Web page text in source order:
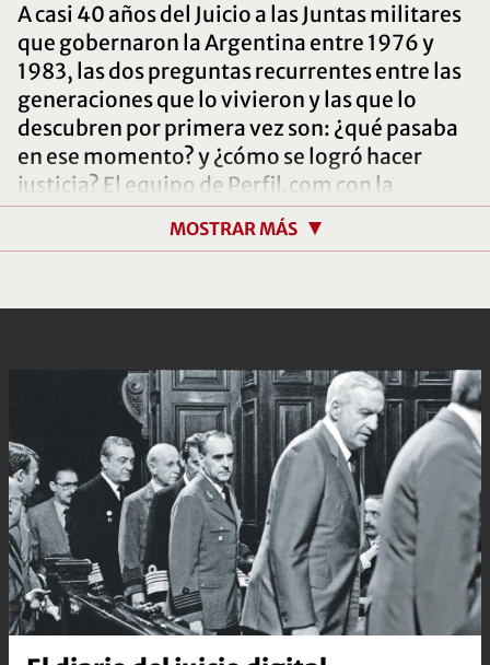
A casi 40 años del Juicio a las Juntas militares
que gobernaron la Argentina entre 1976 y
1983, las dos preguntas recurrentes entre las
generaciones que lo vivieron y las que lo
descubren por primera vez son: ¿qué pasaba
en ese momento? y ¿cómo se logró hacer
justicia? El equipo de Perfil.com con la
colaboración del fiscal adjunto del juicio, Luis
Moreno Ocampo, trabajaron en este mini
Durante semanas, Moreno Ocampo ayudó a
entender el contexto político, social y jurídico
de la época y a comprender la relevancia que
tuvo haber sentado en el banquillo de los
acusados a los militares de la última
dictadura del país.
Este material recorre el momento previo al
MOSTRAR MÁS